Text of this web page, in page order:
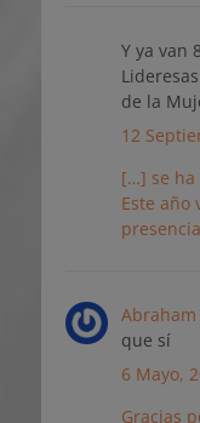
Y ya van
de la
12
[…] se ha
Este año
Abraham
que sí
6 Mayo,
Gracias